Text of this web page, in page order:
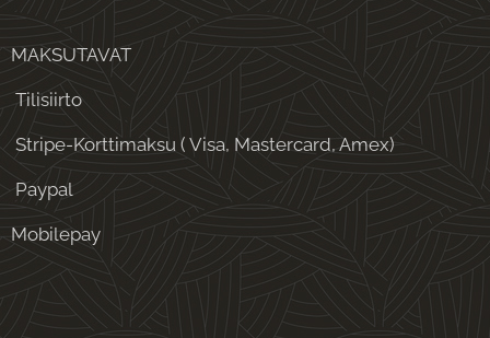
MAKSUTAVAT
Tilisiirto
Stripe-Korttimaksu ( Visa, Mastercard, Amex)
Paypal
Mobilepay